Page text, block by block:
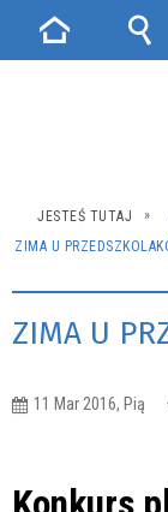
JESTEŚ TUTAJ
ZIMA U
ZIMA U
11 Mar 2016, Pią
Strona